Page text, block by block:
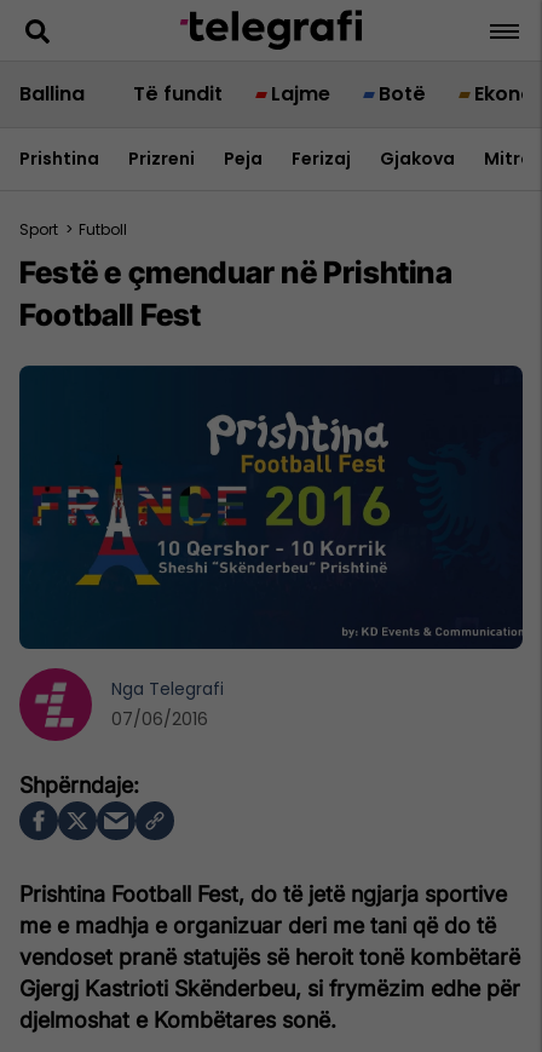
Ballina Të fundit Lajme Botë
Prishtina Prizreni Peja Ferizaj Gjakova
Sport > Futboll
Festë e çmenduar në Prishtina
Football Fest
Prishtina Football Fest, do të jetë ngjarja sportive
me e madhja e organizuar deri me tani që do të
vendoset pranë statujës së heroit tonë kombëtarë
Gjergj Kastrioti Skënderbeu, si frymëzim edhe për
djelmoshat e Kombëtares sonë.
Nga Telegrafi
07/06/2016